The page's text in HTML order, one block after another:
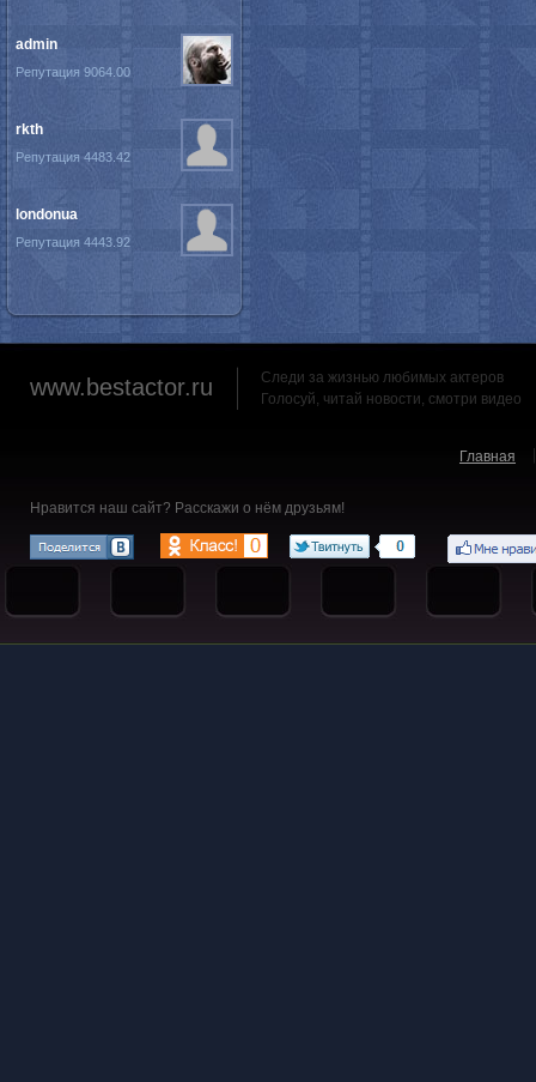
admin
Репутация 9064.00
rkth
Репутация 4483.42
londonua
Репутация 4443.92
www.bestactor.ru
Следи за жизнью любимых актеров
Голосуй, читай новости, смотри видео
Главная
Нравится наш сайт? Расскажи о нём друзьям!